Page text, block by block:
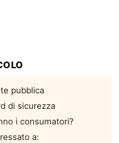
pubblica
di sicurezza
i consumatori?
a: